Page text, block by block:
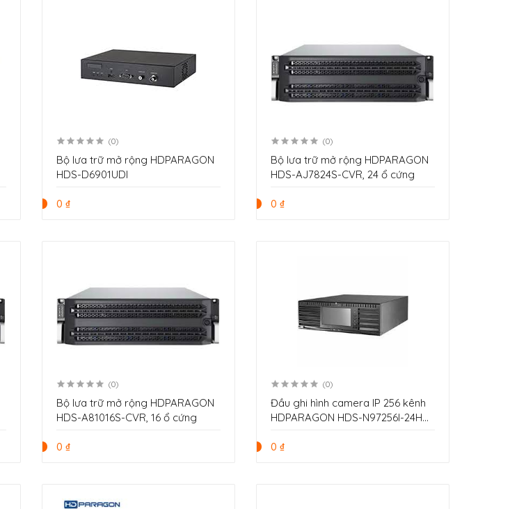
(0)
Bộ lưa trữ mở rộng HDPARAGON
HDS-D6901UDI
0 ₫
(0)
Bộ lưa trữ mở rộng HDPARAGON
HDS-AJ7824S-CVR, 24 ổ cứng
0 ₫
(0)
Bộ lưa trữ mở rộng HDPARAGON
HDS-A81016S-CVR, 16 ổ cứng
0 ₫
(0)
Đầu ghi hình camera IP 256 kênh
HDPARAGON HDS-N97256I-24HD,
tên miền
0 ₫